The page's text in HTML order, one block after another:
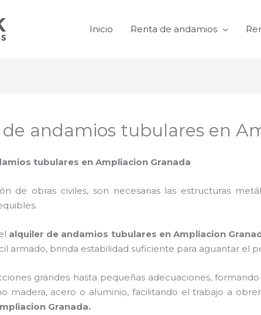
Inicio Renta de andamios
andamios tubulares en
tubulares en Ampliacion Granada
de obras civiles, son necesarias las estructuras
alquiler de andamios tubulares en Ampliacion
armado, brinda estabilidad suficiente para aguantar el
grandes hasta pequeñas adecuaciones,
madera, acero o aluminio, facilitando el trabajo a
Granada.